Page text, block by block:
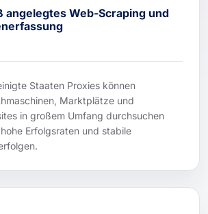
angelegtes Web-Scraping und
Staaten Proxies können
Marktplätze und
in großem Umfang durchsuchen
Erfolgsraten und stabile